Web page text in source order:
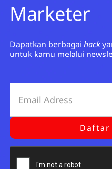
Marketer
Dapatkan berbagai hack
untuk kamu melalui